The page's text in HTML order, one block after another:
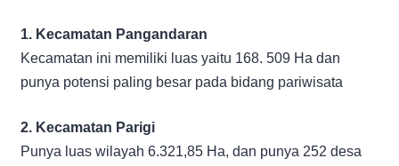
1. Kecamatan Pangandaran
Kecamatan ini memiliki luas yaitu 168. 509 Ha dan
punya potensi paling besar pada bidang pariwisata
2. Kecamatan Parigi
Punya luas wilayah 6.321,85 Ha, dan punya 252 desa